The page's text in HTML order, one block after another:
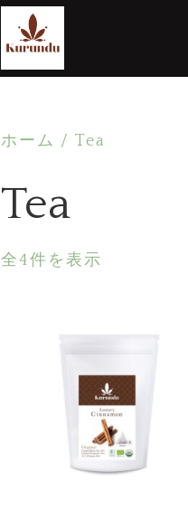
ホーム / Tea
Tea
全4件を表示